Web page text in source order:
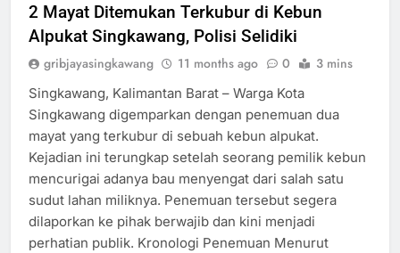
2 Mayat Ditemukan Terkubur di Kebun
Alpukat Singkawang, Polisi Selidiki
gribjayasingkawang 11 months ago 0 3 mins
Singkawang, Kalimantan Barat – Warga Kota
Singkawang digemparkan dengan penemuan dua
mayat yang terkubur di sebuah kebun alpukat.
Kejadian ini terungkap setelah seorang pemilik kebun
mencurigai adanya bau menyengat dari salah satu
sudut lahan miliknya. Penemuan tersebut segera
dilaporkan ke pihak berwajib dan kini menjadi
perhatian publik. Kronologi Penemuan Menurut